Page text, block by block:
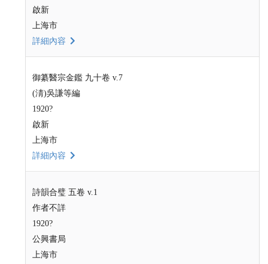
啟新
上海市
詳細內容
御纂醫宗金鑑 九十卷 v.7
(淸)吳謙等編
1920?
啟新
上海市
詳細內容
詩韻合璧 五卷 v.1
作者不詳
1920?
公興書局
上海市